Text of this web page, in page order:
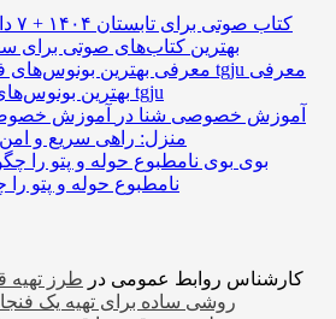
۷ کتاب صوتی برای تابستان ۱۴۰۴ +
بهترین کتاب‌های صوتی برای
معرفی
بهترین بونوس‌های فارکس در سایت tgju
آموزش خصوصی شنا در
منزل: راهی سریع و
بوی
نامطبوع حوله و پتو را
کارشناس روابط عمومی در طرز تهیه
روشی ساده برای تهیه یک